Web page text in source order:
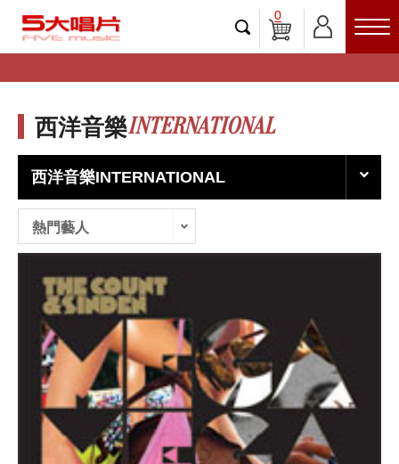
0
西洋音樂INTERNATIONAL
西洋音樂INTERNATIONAL
熱門藝人